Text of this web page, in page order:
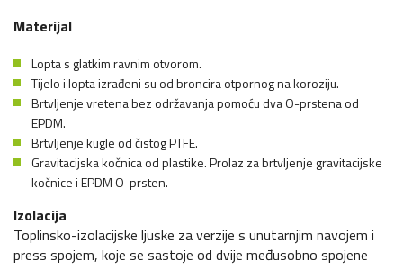
Materijal
Lopta s glatkim ravnim otvorom.
Tijelo i lopta izrađeni su od broncira otpornog na koroziju.
Brtvljenje vretena bez održavanja pomoću dva O-prstena od
EPDM.
Brtvljenje kugle od čistog PTFE.
Gravitacijska kočnica od plastike. Prolaz za brtvljenje gravitacijske
kočnice i EPDM O-prsten.
Izolacija
Toplinsko-izolacijske ljuske za verzije s unutarnjim navojem i
press spojem, koje se sastoje od dvije međusobno spojene